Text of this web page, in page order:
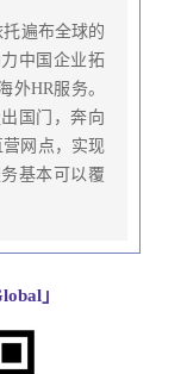
遍布全球的
中国企业拓
外HR服务。
国门，奔向
营网点，实现
基本可以覆
」